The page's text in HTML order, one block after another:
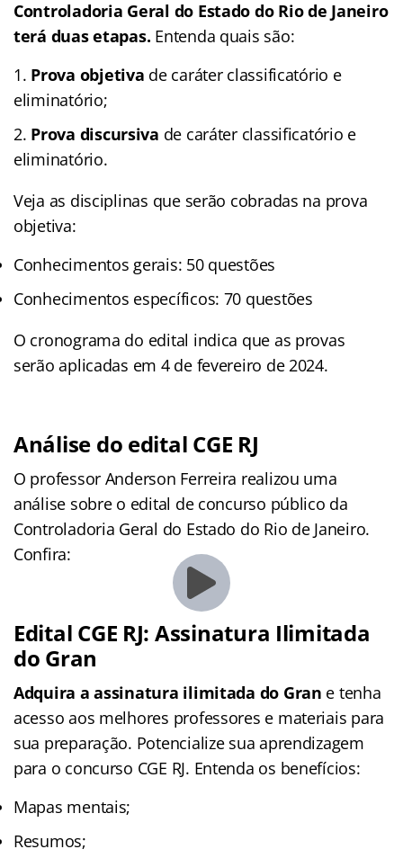
Controladoria Geral do Estado do Rio de Janeiro
terá duas etapas. Entenda quais são:
Prova objetiva de caráter classificatório e
eliminatório;
Prova discursiva de caráter classificatório e
eliminatório.
Veja as disciplinas que serão cobradas na prova
objetiva:
Conhecimentos gerais: 50 questões
Conhecimentos específicos: 70 questões
O cronograma do edital indica que as provas
serão aplicadas em 4 de fevereiro de 2024.
Análise do edital CGE RJ
O professor Anderson Ferreira realizou uma
análise sobre o edital de concurso público da
Controladoria Geral do Estado do Rio de Janeiro.
Confira:
Edital CGE RJ: Assinatura Ilimitada
do Gran
Adquira a assinatura ilimitada do Gran e tenha
acesso aos melhores professores e materiais para
sua preparação. Potencialize sua aprendizagem
para o concurso CGE RJ. Entenda os benefícios:
Mapas mentais;
Resumos;